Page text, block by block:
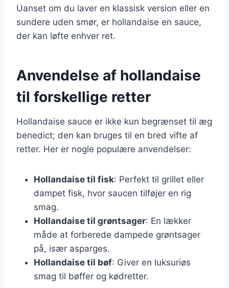
Uanset om du laver en klassisk version eller en
sundere uden smør, er hollandaise en sauce,
der kan løfte enhver ret.
Anvendelse af hollandaise
til forskellige retter
Hollandaise sauce er ikke kun begrænset til æg
benedict; den kan bruges til en bred vifte af
retter. Her er nogle populære anvendelser:
Hollandaise til fisk: Perfekt til grillet eller
dampet fisk, hvor saucen tilføjer en rig
smag.
Hollandaise til grøntsager: En lækker
måde at forberede dampede grøntsager
på, især asparges.
Hollandaise til bøf: Giver en luksuriøs
smag til bøffer og kødretter.